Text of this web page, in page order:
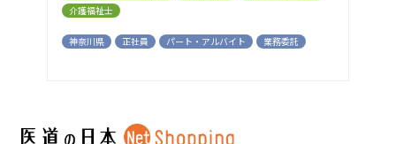
介護福祉士
神奈川県 正社員 パート・アルバイト 業務委託